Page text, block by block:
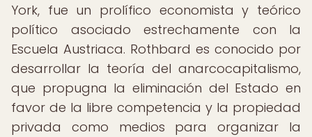
York, fue un prolífico economista y teórico
político asociado estrechamente con la
Escuela Austriaca. Rothbard es conocido por
desarrollar la teoría del anarcocapitalismo,
que propugna la eliminación del Estado en
favor de la libre competencia y la propiedad
privada como medios para organizar la